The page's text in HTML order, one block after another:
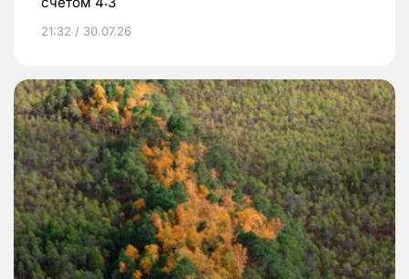
21:32 / 30.07.26